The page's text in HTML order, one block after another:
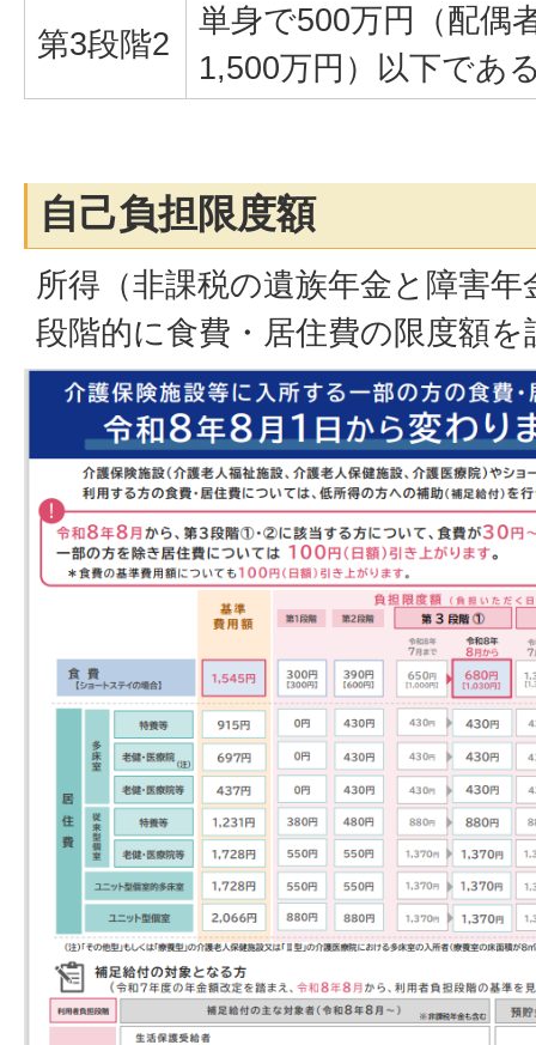
第3段階2
単身で500万円（配偶
1,500万円）以下であ
自己負担限度額
所得（非課税の遺族年金と障害
段階的に食費・居住費の限度額を